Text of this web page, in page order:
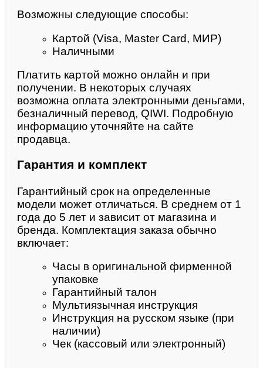
Возможны следующие способы:
Картой (Visa, Master Card, МИР)
Наличными
Платить картой можно онлайн и при
получении. В некоторых случаях
возможна оплата электронными деньгами,
безналичный перевод, QIWI. Подробную
информацию уточняйте на сайте
продавца.
Гарантия и комплект
Гарантийный срок на определенные
модели может отличаться. В среднем от 1
года до 5 лет и зависит от магазина и
бренда. Комплектация заказа обычно
включает:
Часы в оригинальной фирменной
упаковке
Гарантийный талон
Мультиязычная инструкция
Инструкция на русском языке (при
наличии)
Чек (кассовый или электронный)